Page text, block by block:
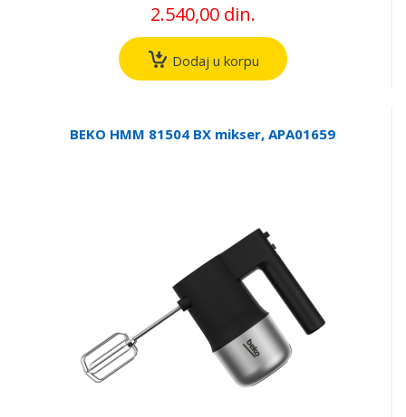
2.540,00 din.
Dodaj u korpu
BEKO HMM 81504 BX mikser, APA01659